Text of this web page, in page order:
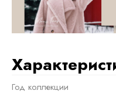
Год коллекции